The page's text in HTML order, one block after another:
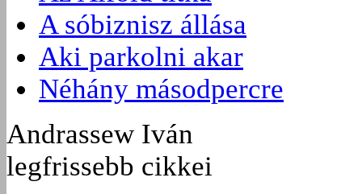
A sóbiznisz állása
Aki parkolni akar
Néhány másodpercre
Andrassew Iván
legfrissebb cikkei